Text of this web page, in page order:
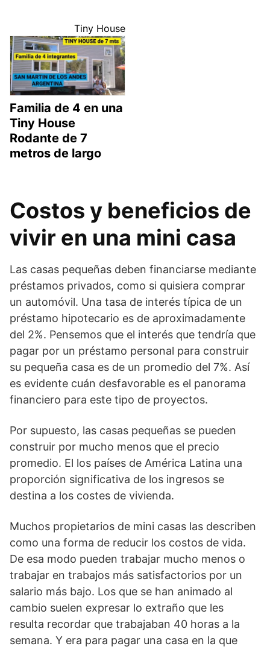
Tiny House
Familia de 4 en una
Tiny House
Rodante de 7
metros de largo
Costos y beneficios de
vivir en una mini casa
Las casas pequeñas deben financiarse mediante
préstamos privados, como si quisiera comprar
un automóvil. Una tasa de interés típica de un
préstamo hipotecario es de aproximadamente
del 2%. Pensemos que el interés que tendría que
pagar por un préstamo personal para construir
su pequeña casa es de un promedio del 7%. Así
es evidente cuán desfavorable es el panorama
financiero para este tipo de proyectos.
Por supuesto, las casas pequeñas se pueden
construir por mucho menos que el precio
promedio. El los países de América Latina una
proporción significativa de los ingresos se
destina a los costes de vivienda.
Muchos propietarios de mini casas las describen
como una forma de reducir los costos de vida.
De esa modo pueden trabajar mucho menos o
trabajar en trabajos más satisfactorios por un
salario más bajo. Los que se han animado al
cambio suelen expresar lo extraño que les
resulta recordar que trabajaban 40 horas a la
semana. Y era para pagar una casa en la que